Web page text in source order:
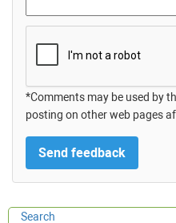
*Comments may be used by
posting on other web pages